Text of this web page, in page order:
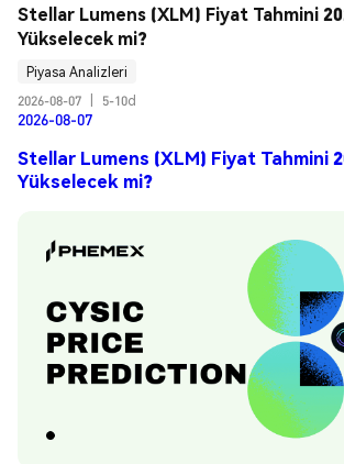
Stellar Lumens (XLM) Fiyat Tahmini
Yükselecek mi?
Piyasa Analizleri
2026-08-07
5-10d
2026-08-07
Stellar Lumens (XLM) Fiyat Tahmini
Yükselecek mi?